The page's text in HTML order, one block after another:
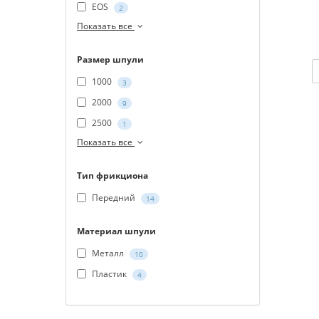
EOS 2
Показать все
Размер шпули
1000
3
2000 9
2500 1
Показать все
Тип фрикциона
Передний
14
Материал шпули
Металл
10
Пластик 4